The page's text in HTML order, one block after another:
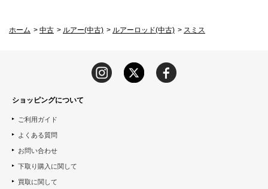
ホーム > 中古 > ルアー(中古) > ルアーロッド(中古) > スミス
ショッピングについて
ご利用ガイド
よくある質問
お問い合わせ
下取り購入に関して
買取に関して